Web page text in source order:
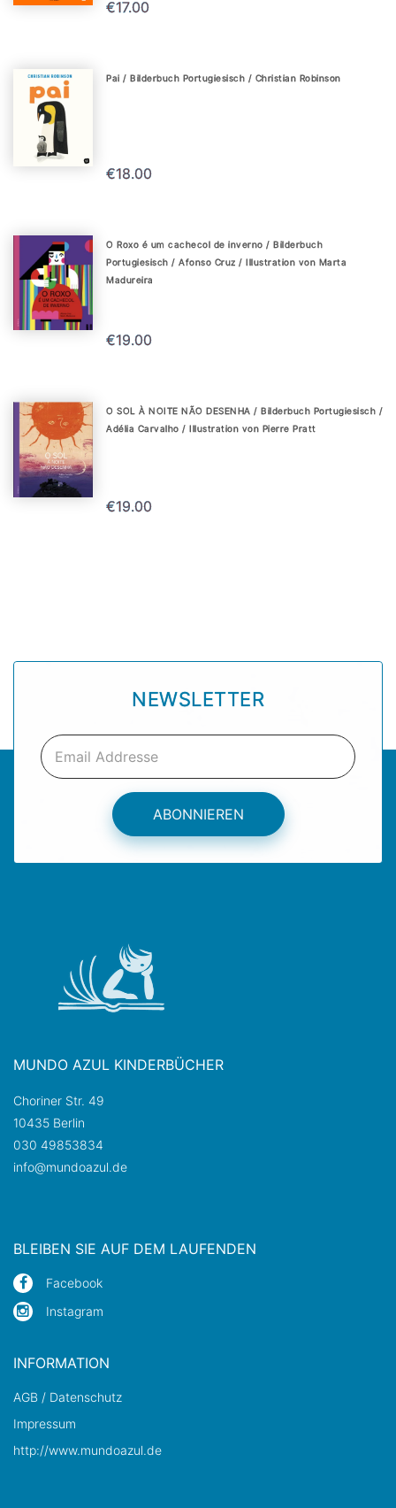
€17.00
Pai / Bilderbuch Portugiesisch / Christian Robinson
€18.00
O Roxo é um cachecol de inverno / Bilderbuch
Portugiesisch / Afonso Cruz / Illustration von Marta
Madureira
€19.00
O SOL À NOITE NÃO DESENHA / Bilderbuch Portugiesisch /
Adélia Carvalho / Illustration von Pierre Pratt
€19.00
NEWSLETTER
ABONNIEREN
MUNDO AZUL KINDERBÜCHER
Choriner Str. 49
10435 Berlin
030 49853834
info@mundoazul.de
BLEIBEN SIE AUF DEM LAUFENDEN
Facebook
Instagram
INFORMATION
AGB / Datenschutz
Impressum
http://www.mundoazul.de